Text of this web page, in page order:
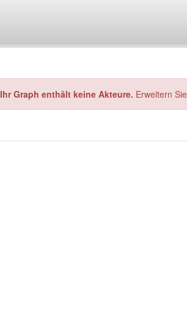
Ihr Graph enthält keine Akteure. Erweitern